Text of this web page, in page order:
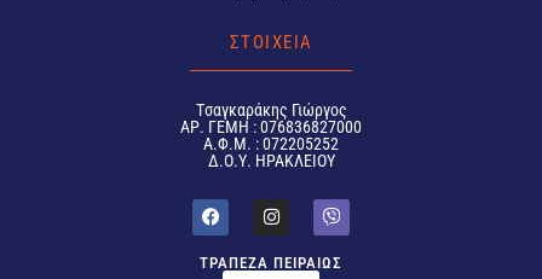
ΣΤΟΙΧΕΙΑ
Tσαγκαράκης Γιώργος
ΑΡ. ΓΕΜΗ : 076836827000
Α.Φ.Μ. : 072205252
Δ.Ο.Υ. ΗΡΑΚΛΕΙΟΥ
ΤΡΑΠΕΖΑ ΠΕΙΡΑΙΩΣ